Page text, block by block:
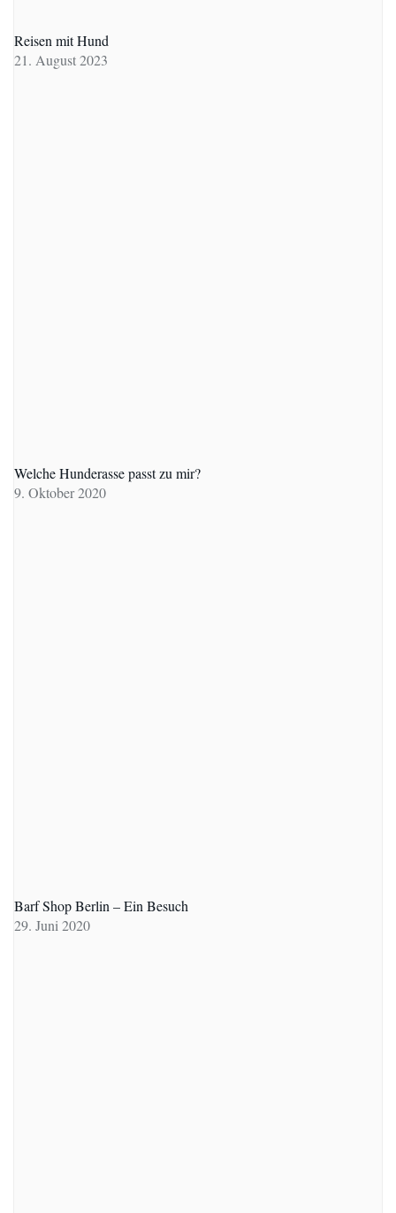
Reisen mit Hund
21. August 2023
Welche Hunderasse passt zu mir?
9. Oktober 2020
Barf Shop Berlin – Ein Besuch
29. Juni 2020